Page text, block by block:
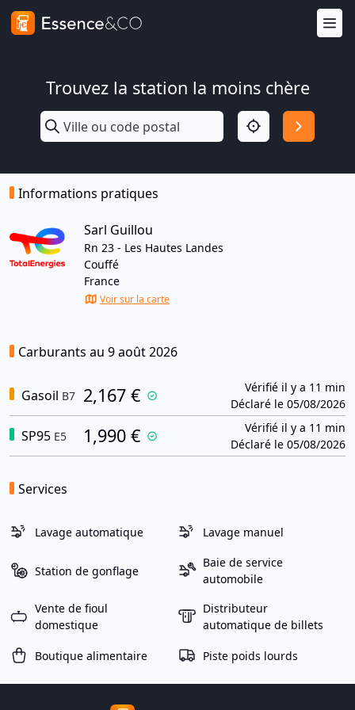
Trouvez la station la moins chère
Informations pratiques
Sarl Guillou
Rn 23 - Les Hautes Landes
Couffé
France
Voir sur la carte
Carburants au 9 août 2026
Gasoil B7 2,167 €
Vérifié il y a 11 min
Déclaré le 05/08/2026
SP95 E5 1,990 €
Vérifié il y a 11 min
Déclaré le 05/08/2026
Services
Lavage automatique Lavage manuel
Station de gonflage
Baie de service
automobile
Vente de fioul
domestique
Distributeur
automatique de billets
Boutique alimentaire Piste poids lourds